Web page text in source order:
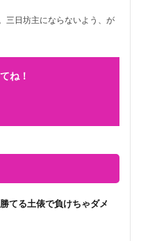
三日坊主にならないよう、が
ね！
勝てる土俵で負けちゃダメ